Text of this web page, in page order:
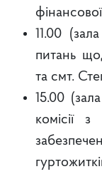
11.00
питань
та смт.
15.00
комісії